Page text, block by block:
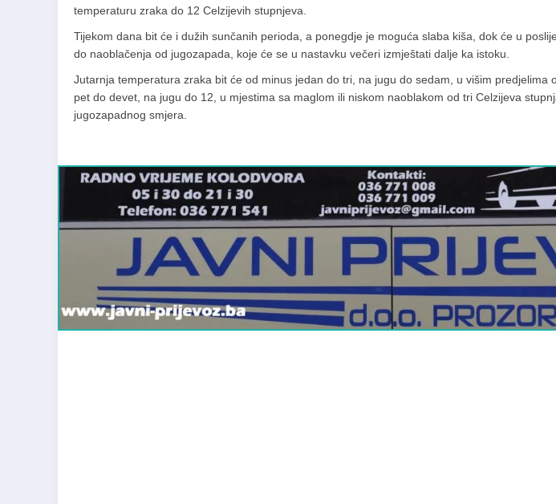
temperaturu zraka do 12 Celzijevih stupnjeva.
Tijekom dana bit će i dužih sunčanih perioda, a ponegdje je moguća slaba kiša, dok će u
do naoblačenja od jugozapada, koje će se u nastavku večeri izmještati dalje ka istoku.
Jutarnja temperatura zraka bit će od minus jedan do tri, na jugu do sedam, u višim predjelima
pet do devet, na jugu do 12, u mjestima sa maglom ili niskom naoblakom od tri Celzijeva
jugozapadnog smjera.